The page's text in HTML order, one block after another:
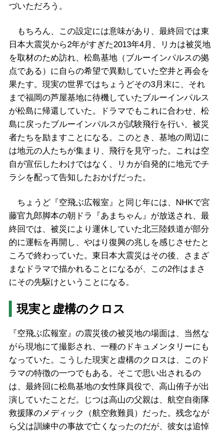
づいただろう。
もちろん、この設定には意味があり、最終回では東
日本大震災から2年がすぎた2013年4月、リカは被災地
を取材のため訪れ、松島基地（ブルーインパルスの拠
点である）に自らの希望で異動していた空井と再会を
果たす。現実の世界ではちょうどその3月末に、それ
まで福岡の芦屋基地に待機していたブルーインパルス
が松島に帰還していた。ドラマでもこれに合わせ、松
島に戻ったブルーインパルスが試験飛行を行い、被災
者たちを励ますことになる。このとき、基地の周辺に
は地元の人たちが集まり、飛行を見守った。これは空
自が宣伝したわけではなく、リカが自発的に地元でチ
ラシを配って告知したおかげだった。
ちょうど『空飛ぶ広報室』と同じ年には、NHKで宮
藤官九郎脚本の朝ドラ『あまちゃん』が放送され、最
終回では、被災により運休していた北三陸鉄道が部分
的に運転を再開し、やはり復興の兆しを感じさせたと
ころで終わっていた。東日本大震災はその後、さまざ
まなドラマで描かれることになるが、この2作はまさ
にその先駆けということになる。
現実と虚構のクロス
『空飛ぶ広報室』の震災後の被災地の場面は、当然な
がら現地にて撮影され、一種のドキュメンタリーにも
なっていた。こうした現実と虚構のクロスは、このド
ラマの特徴の一つでもある。そこで思い出されるの
は、最終回に松島基地の女性隊員役で、高山侑子が出
演していたことだ。じつは高山の父親は、航空自衛隊
救援隊のメディック（航空救難員）だった。残念なが
ら父は訓練中の事故で亡くなったのだが、彼女は追悼